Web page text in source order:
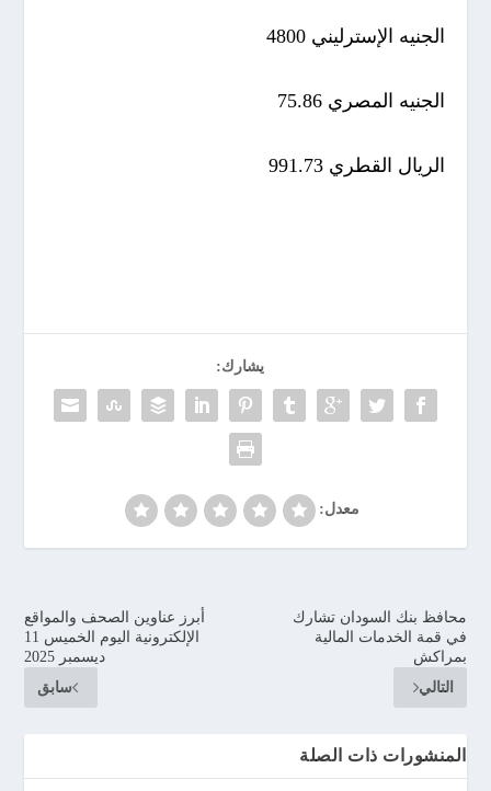
الجنيه الإسترليني 4800
الجنيه المصري 75.86
الريال القطري 991.73
يشارك:
معدل:
أبرز عناوين الصحف والمواقع
الإلكترونية اليوم الخميس 11
ديسمبر 2025
سابق
محافظ بنك السودان تشارك
في قمة الخدمات المالية
بمراكش
التالي
المنشورات ذات الصلة